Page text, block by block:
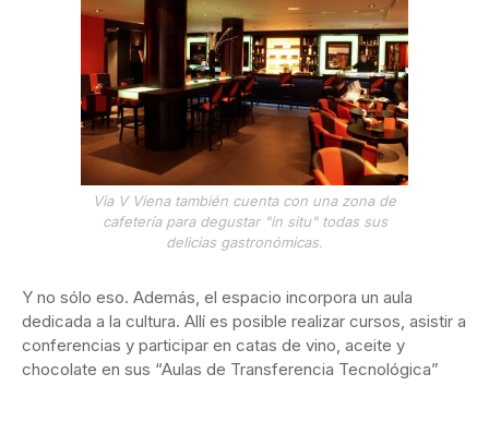
Via V Viena también cuenta con una zona de
cafetería para degustar "in situ" todas sus
delicias gastronómicas.
Y no sólo eso. Además, el espacio incorpora un aula
dedicada a la cultura. Allí es posible realizar cursos, asistir a
conferencias y participar en catas de vino, aceite y
chocolate en sus “Aulas de Transferencia Tecnológica”